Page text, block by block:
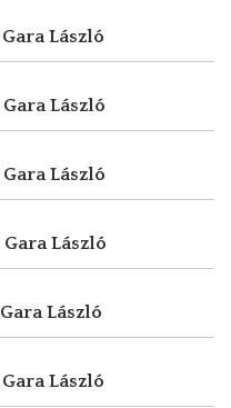
Gara László
Gara László
Gara László
Gara László
Gara László
Gara László